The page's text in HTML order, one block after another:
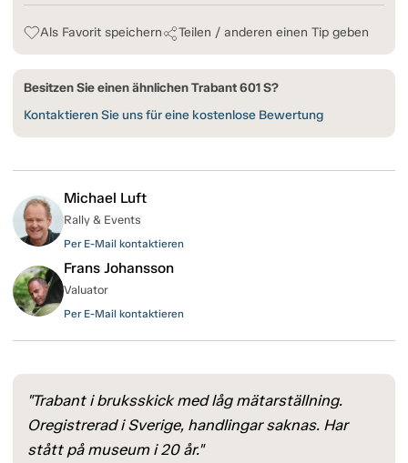
Als Favorit speichern Teilen / anderen einen Tip geben
Besitzen Sie einen ähnlichen Trabant 601 S?
Kontaktieren Sie uns für eine kostenlose Bewertung
Michael Luft
Rally & Events
Per E-Mail kontaktieren
Frans Johansson
Valuator
Per E-Mail kontaktieren
"Trabant i bruksskick med låg mätarställning.
Oregistrerad i Sverige, handlingar saknas. Har
stått på museum i 20 år."